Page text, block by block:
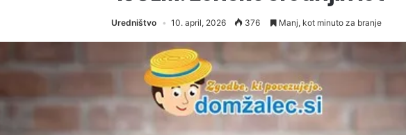
Uredništvo 10. april, 2026 376 Manj, kot minuto za branje